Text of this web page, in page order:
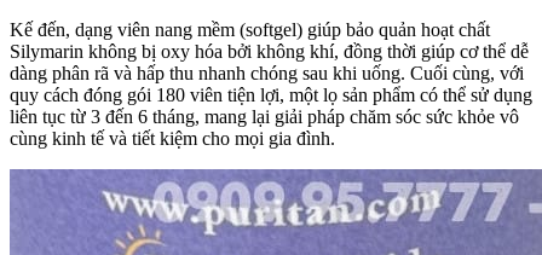
Kế đến, dạng viên nang mềm (softgel) giúp bảo quản hoạt chất
Silymarin không bị oxy hóa bởi không khí, đồng thời giúp cơ thể dễ
dàng phân rã và hấp thu nhanh chóng sau khi uống. Cuối cùng, với
quy cách đóng gói 180 viên tiện lợi, một lọ sản phẩm có thể sử dụng
liên tục từ 3 đến 6 tháng, mang lại giải pháp chăm sóc sức khỏe vô
cùng kinh tế và tiết kiệm cho mọi gia đình.